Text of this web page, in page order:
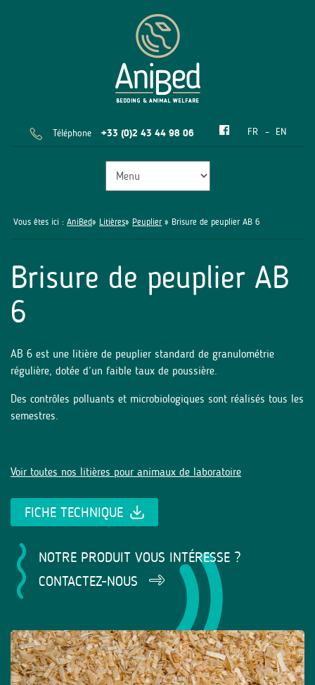
Téléphone +33 (0)2 43 44 98 06 FR EN
Vous êtes ici : AniBed» Litières» Peuplier » Brisure de peuplier AB 6
Brisure de peuplier AB
6
AB 6 est une litière de peuplier standard de granulométrie
régulière, dotée d’un faible taux de poussière.
Des contrôles polluants et microbiologiques sont réalisés tous les
semestres.
Voir toutes nos litières pour animaux de laboratoire
FICHE TECHNIQUE
NOTRE PRODUIT VOUS INTÉRESSE ?
CONTACTEZ-NOUS